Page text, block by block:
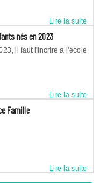
Lire la suite
nés en 2023
il faut l'incrire à l'école
Lire la suite
Famille
Lire la suite